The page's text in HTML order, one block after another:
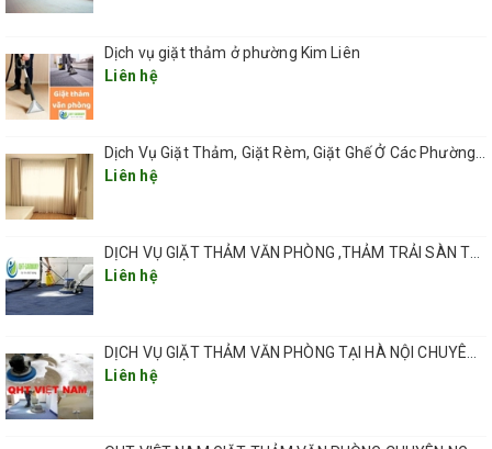
Dịch vụ giặt thảm ở phường Kim Liên
Liên hệ
Liên hệ
Liên hệ
Liên hệ